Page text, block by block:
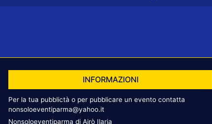
INFORMAZIONI
Per la tua pubblictà o per pubblicare un evento contatta
nonsoloeventiparma@yahoo.it
Nonsoloeventiparma di Airò Ilaria